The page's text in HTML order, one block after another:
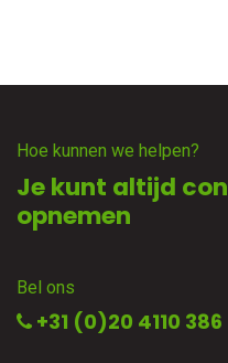
Hoe kunnen we helpen?
Je kunt altijd
opnemen
Bel ons
+31 (0)20 4110 386